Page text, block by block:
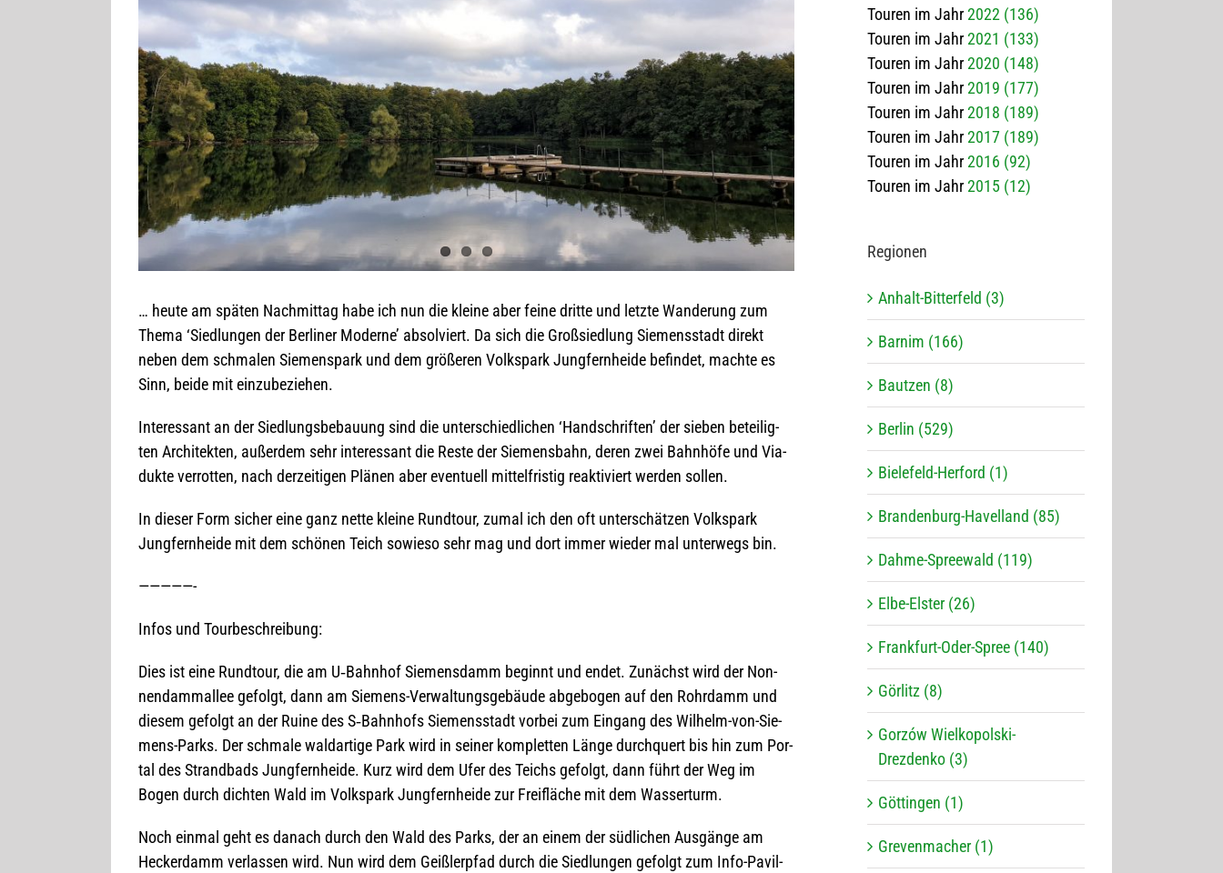
… heute am spä­ten Nach­mit­tag habe ich nun die kleine aber feine dritte und letzte Wan­de­rung zum
Thema ‘Sied­lun­gen der Ber­li­ner Moderne’ absol­viert. Da sich die Groß­sied­lung Sie­mens­stadt direkt
neben dem schma­len Sie­mens­park und dem grö­ße­ren Volks­park Jung­fern­heide befin­det, machte es
Sinn, beide mit einzubeziehen.
Inter­es­sant an der Sied­lungs­be­bau­ung sind die unter­schied­li­chen ‘Hand­schrif­ten’ der sie­ben betei­lig­
ten Archi­tek­ten, außer­dem sehr inter­es­sant die Reste der Sie­mens­bahn, deren zwei Bahn­höfe und Via­
dukte ver­rot­ten, nach der­zei­ti­gen Plä­nen aber even­tu­ell mit­tel­fris­tig reak­ti­viert wer­den sollen.
In die­ser Form sicher eine ganz nette kleine Rund­tour, zumal ich den oft unter­schät­zen Volks­park
Jung­fern­heide mit dem schö­nen Teich sowieso sehr mag und dort immer wie­der mal unter­wegs bin.
—————-
Infos und Tourbeschreibung:
Dies ist eine Rund­tour, die am U‑Bahnhof Sie­mens­damm beginnt und endet. Zunächst wird der Non­
nen­damm­al­lee gefolgt, dann am Sie­mens-Ver­wal­tungs­ge­bäude abge­bo­gen auf den Rohr­damm und
die­sem gefolgt an der Ruine des S‑Bahnhofs Sie­mens­stadt vor­bei zum Ein­gang des Wil­helm-von-Sie­
mens-Parks. Der schmale wald­ar­tige Park wird in sei­ner kom­plet­ten Länge durch­quert bis hin zum Por­
tal des Strand­bads Jung­fern­heide. Kurz wird dem Ufer des Teichs gefolgt, dann führt der Weg im
Bogen durch dich­ten Wald im Volks­park Jung­fern­heide zur Frei­flä­che mit dem Wasserturm.
Noch ein­mal geht es danach durch den Wald des Parks, der an einem der süd­li­chen Aus­gänge am
Hecker­damm ver­las­sen wird. Nun wird dem Geiß­ler­pfad durch die Sied­lun­gen gefolgt zum Info-Pavil­
Touren im Jahr2022 (136)
Touren im Jahr2021 (133)
Touren im Jahr2020 (148)
Touren im Jahr2019 (177)
Touren im Jahr2018 (189)
Touren im Jahr2017 (189)
Touren im Jahr2016 (92)
Touren im Jahr2015 (12)
Regio­nen
Anhalt-Bitterfeld (3)
Barnim (166)
Bautzen (8)
Berlin (529)
Bielefeld-Herford (1)
Brandenburg-Havelland (85)
Dahme-Spreewald (119)
Elbe-Elster (26)
Frankfurt-Oder-Spree (140)
Görlitz (8)
Gorzów Wielkopolski-
Drezdenko (3)
Göttingen (1)
Grevenmacher (1)